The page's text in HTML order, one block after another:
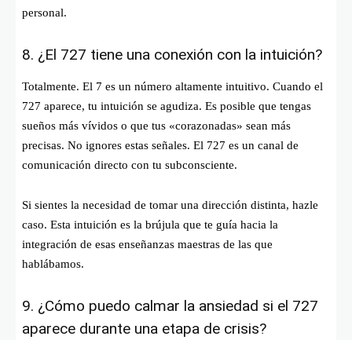
personal.
8. ¿El 727 tiene una conexión con la intuición?
Totalmente. El 7 es un número altamente intuitivo. Cuando el
727 aparece, tu intuición se agudiza. Es posible que tengas
sueños más vívidos o que tus «corazonadas» sean más
precisas. No ignores estas señales. El 727 es un canal de
comunicación directo con tu subconsciente.
Si sientes la necesidad de tomar una dirección distinta, hazle
caso. Esta intuición es la brújula que te guía hacia la
integración de esas enseñanzas maestras de las que
hablábamos.
9. ¿Cómo puedo calmar la ansiedad si el 727
aparece durante una etapa de crisis?